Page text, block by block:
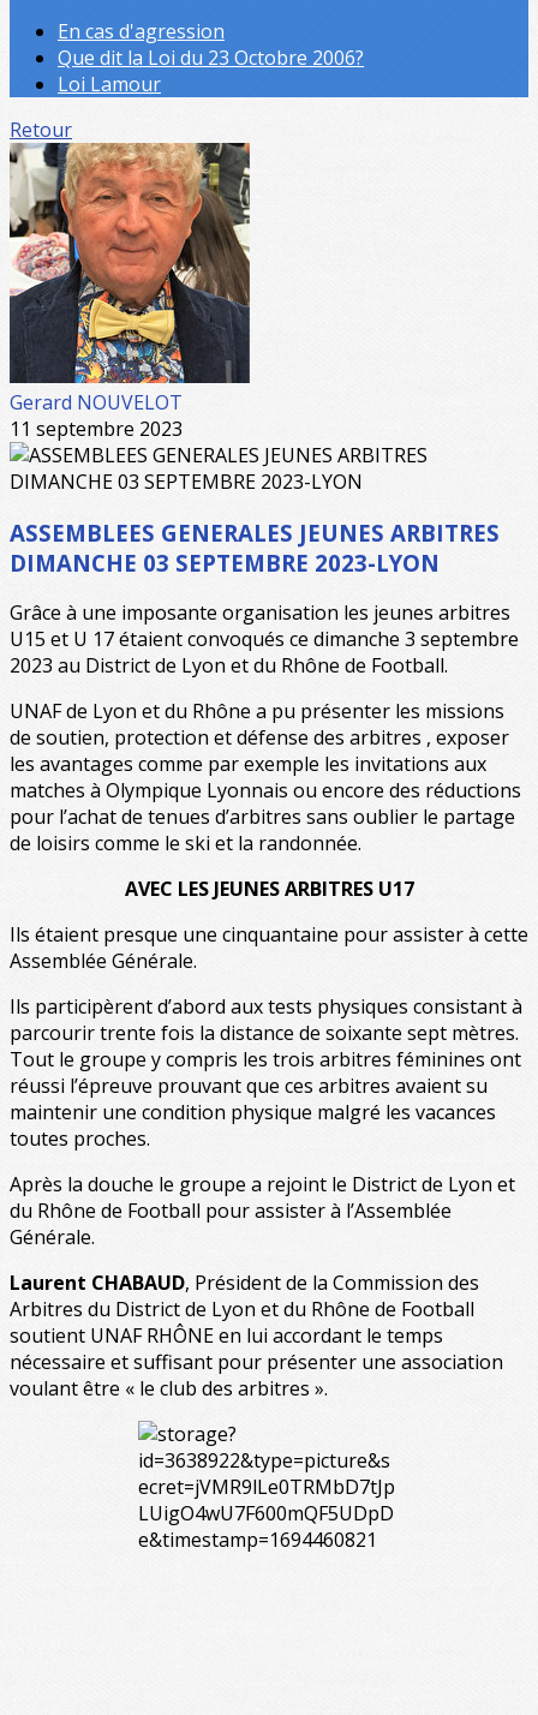
En cas d'agression
Que dit la Loi du 23 Octobre 2006?
Loi Lamour
Retour
Gerard NOUVELOT
11 septembre 2023
ASSEMBLEES GENERALES JEUNES ARBITRES
DIMANCHE 03 SEPTEMBRE 2023-LYON
Grâce à une imposante organisation les jeunes arbitres
U15 et U 17 étaient convoqués ce dimanche 3 septembre
2023 au District de Lyon et du Rhône de Football.
UNAF de Lyon et du Rhône a pu présenter les missions
de soutien, protection et défense des arbitres , exposer
les avantages comme par exemple les invitations aux
matches à Olympique Lyonnais ou encore des réductions
pour l’achat de tenues d’arbitres sans oublier le partage
de loisirs comme le ski et la randonnée.
AVEC LES JEUNES ARBITRES U17
Ils étaient presque une cinquantaine pour assister à cette
Assemblée Générale.
Ils participèrent d’abord aux tests physiques consistant à
parcourir trente fois la distance de soixante sept mètres.
Tout le groupe y compris les trois arbitres féminines ont
réussi l’épreuve prouvant que ces arbitres avaient su
maintenir une condition physique malgré les vacances
toutes proches.
Après la douche le groupe a rejoint le District de Lyon et
du Rhône de Football pour assister à l’Assemblée
Générale.
Laurent CHABAUD, Président de la Commission des
Arbitres du District de Lyon et du Rhône de Football
soutient UNAF RHÔNE en lui accordant le temps
nécessaire et suffisant pour présenter une association
voulant être « le club des arbitres ».